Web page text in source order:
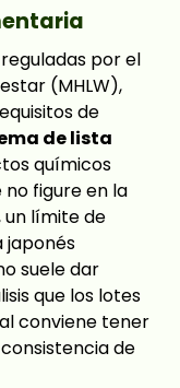
por el
(MHLW),
de
de lista
químicos
figure en la
límite de
japonés
suele dar
que los lotes
conviene tener
de